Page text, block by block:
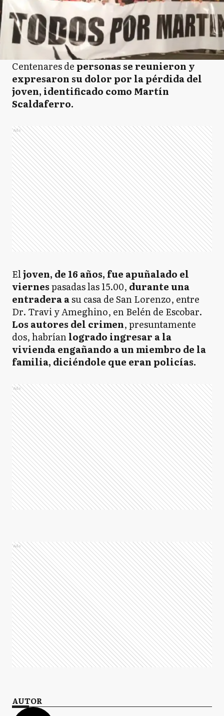
Centenares de personas se reunieron y
expresaron su dolor por la pérdida del
joven, identificado como Martín
Scaldaferro.
Ads
Eljoven, de 16 años, fue apuñalado el
viernespasadas las 15.00, durante una
entradera asu casa de San Lorenzo, entre
Dr. Travi y Ameghino, en Belén de Escobar.
Los autores del crimen, presuntamente
dos, habríanlogrado ingresar a la
vivienda engañando a un miembro de la
familia, diciéndole que eran policías.
Ads
Ads
AUTOR